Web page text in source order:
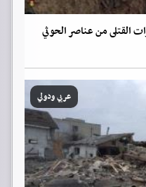
من عناصر الحوثي
عربي ودولي